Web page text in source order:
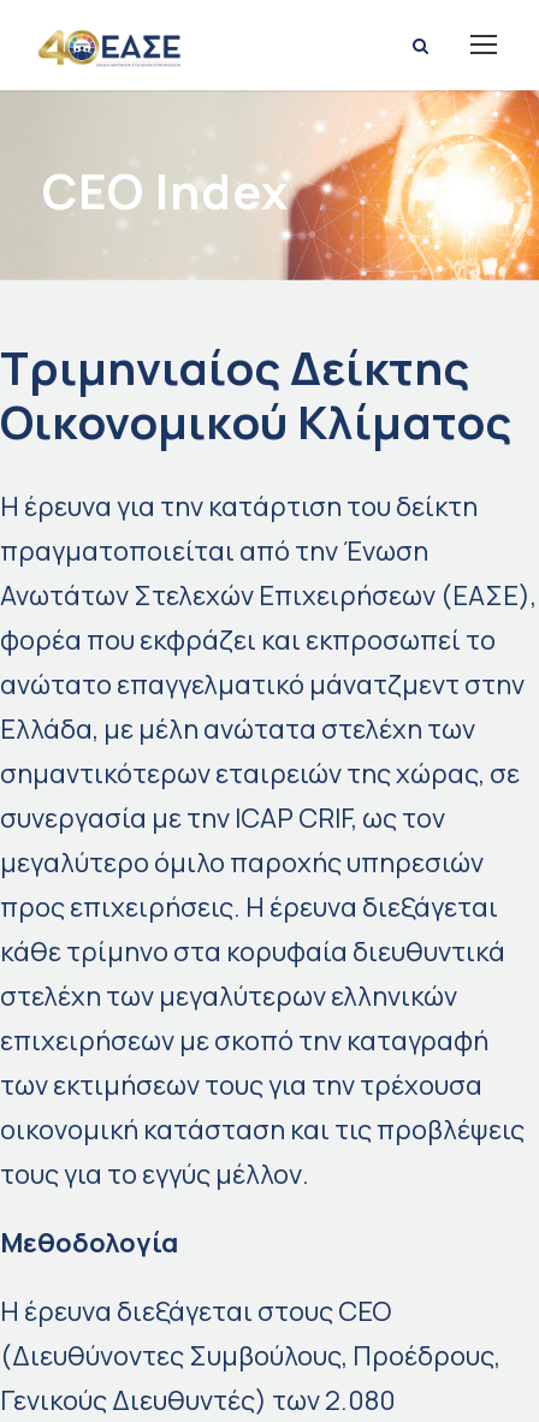
CEO Index
Τριμηνιαίος Δείκτης
Οικονομικού Κλίματος
Η έρευνα για την κατάρτιση του δείκτη
πραγματοποιείται από την Ένωση
Ανωτάτων Στελεχών Επιχειρήσεων (ΕΑΣΕ),
φορέα που εκφράζει και εκπροσωπεί το
ανώτατο επαγγελματικό μάνατζμεντ στην
Ελλάδα, με μέλη ανώτατα στελέχη των
σημαντικότερων εταιρειών της χώρας, σε
συνεργασία με την ICAP CRIF, ως τον
μεγαλύτερο όμιλο παροχής υπηρεσιών
προς επιχειρήσεις. Η έρευνα διεξάγεται
κάθε τρίμηνο στα κορυφαία διευθυντικά
στελέχη των μεγαλύτερων ελληνικών
επιχειρήσεων με σκοπό την καταγραφή
των εκτιμήσεων τους για την τρέχουσα
οικονομική κατάσταση και τις προβλέψεις
τους για το εγγύς μέλλον.
Μεθοδολογία
Η έρευνα διεξάγεται στους CEO
(Διευθύνοντες Συμβούλους, Προέδρους,
Γενικούς Διευθυντές) των 2.080